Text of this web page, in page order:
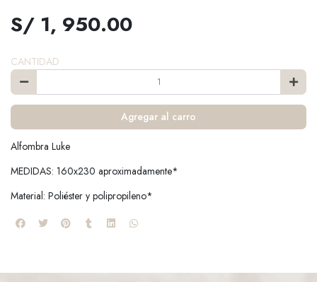
S/ 1, 950.00
CANTIDAD
Agregar al carro
Alfombra Luke
MEDIDAS: 160x230 aproximadamente*
Material: Poliéster y polipropileno*